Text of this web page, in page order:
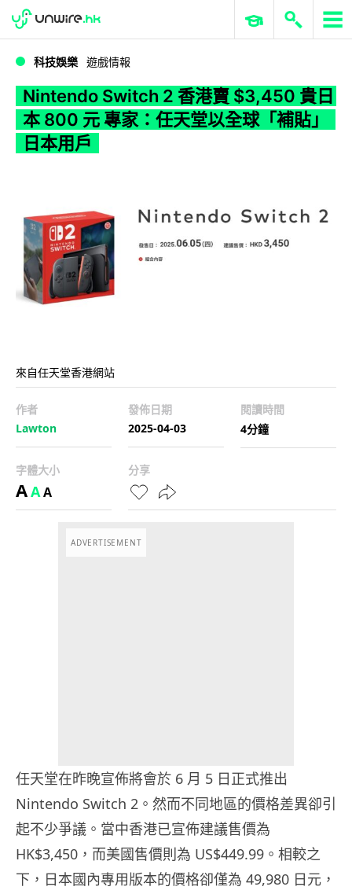
WWDC 2026 ERP 與商業 AI
科技娛樂 遊戲情報
Nintendo Switch 2 香港賣 $3,450 貴日
本 800 元 專家：任天堂以全球「補貼」
日本用戶
來自任天堂香港網站
作者
Lawton
發佈日期
2025-04-03
閱讀時間
4分鐘
字體大小
AAA
分享
ADVERTISEMENT
任天堂在昨晚宣佈將會於 6 月 5 日正式推出
Nintendo Switch 2。然而不同地區的價格差異卻引
起不少爭議。當中香港已宣佈建議售價為
HK$3,450，而美國售價則為 US$449.99。相較之
下，日本國內專用版本的價格卻僅為 49,980 日元，